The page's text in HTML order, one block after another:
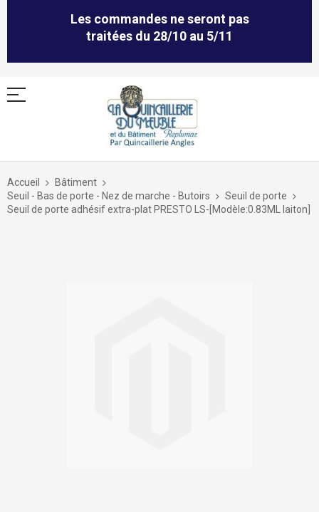
Les commandes ne seront pas
traitées du 28/10 au 5/11
Allez
contenu
Accueil
Bâtiment
Seuil - Bas de porte - Nez de marche - Butoirs
Seuil de porte
Seuil de porte adhésif extra-plat PRESTO LS-[Modèle:0.83ML laiton]